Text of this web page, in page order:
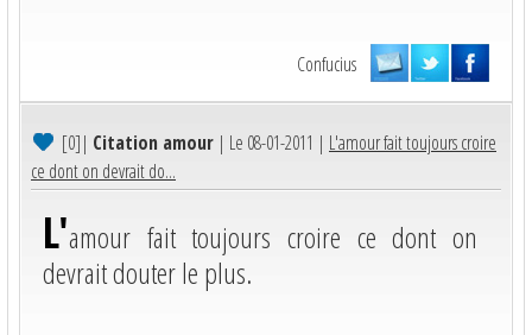
Confucius
[0]| Citation amour | Le 08-01-2011 | L'amour fait toujours croire
ce dont on devrait do...
L'amour fait toujours croire ce dont on
devrait douter le plus.